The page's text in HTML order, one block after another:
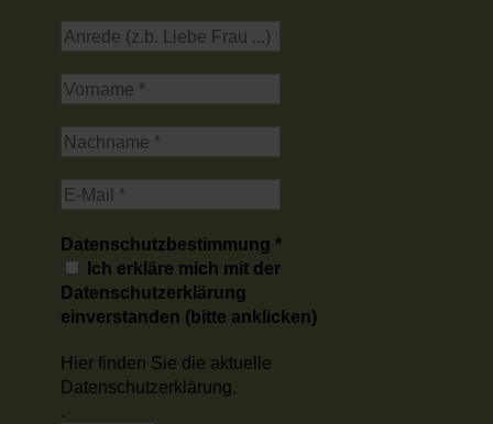
Datenschutzbestimmung *
Ich erkläre mich mit der
Datenschutzerklärung
einverstanden (bitte anklicken)
Hier finden Sie die aktuelle
Datenschutzerklärung.
.